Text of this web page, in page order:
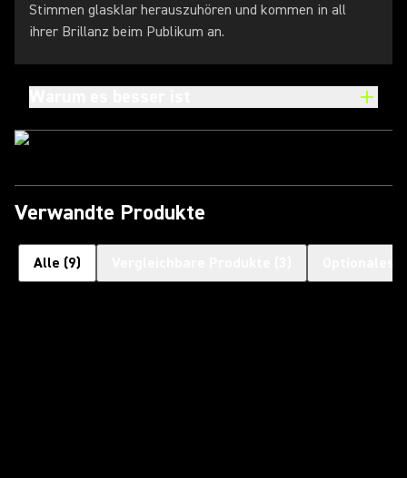
Stimmen glasklar herauszuhören und kommen in all
ihrer Brillanz beim Publikum an.
Verwandte Produkte
Alle (9)